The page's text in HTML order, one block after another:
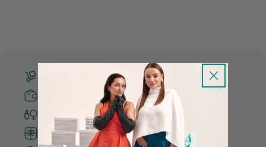
Бесплатная доставка от 3000 UAH
Безопасные способы оплаты
Только оригинальная косметика
Система бонусов и лояльности